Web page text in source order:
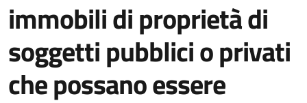
immobili di proprietà di
soggetti pubblici o privati
che possano essere